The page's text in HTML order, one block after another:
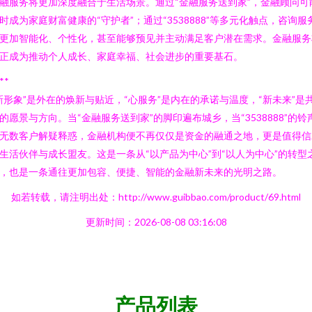
成为家庭财富健康的“守护者”；通过“3538888”等多元化触点，咨询服
加智能化、个性化，甚至能够预见并主动满足客户潜在需求。金融服
成为推动个人成长、家庭幸福、社会进步的重要基石。
形象”是外在的焕新与贴近，“心服务”是内在的承诺与温度，“新未来”是
愿景与方向。当“金融服务送到家”的脚印遍布城乡，当“3538888”的铃
数客户解疑释惑，金融机构便不再仅仅是资金的融通之地，更是值得
活伙伴与成长盟友。这是一条从“以产品为中心”到“以人为中心”的转型
也是一条通往更加包容、便捷、智能的金融新未来的光明之路。
如若转载，请注明出处：http://www.guibbao.com/product/69.html
更新时间：2026-08-08 03:16:08
产品列表